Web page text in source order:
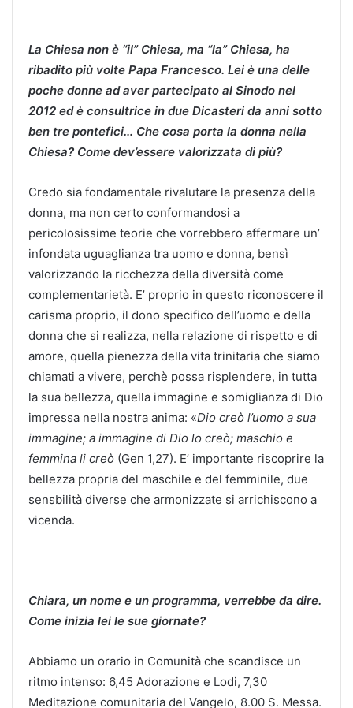
La Chiesa non è “il” Chiesa, ma “la” Chiesa, ha
ribadito più volte Papa Francesco. Lei è una delle
poche donne ad aver partecipato al Sinodo nel
2012 ed è consultrice in due Dicasteri da anni sotto
ben tre pontefici… Che cosa porta la donna nella
Chiesa? Come dev’essere valorizzata di più?
Credo sia fondamentale rivalutare la presenza della
donna, ma non certo conformandosi a
pericolosissime teorie che vorrebbero affermare un’
infondata uguaglianza tra uomo e donna, bensì
valorizzando la ricchezza della diversità come
complementarietà. E’ proprio in questo riconoscere il
carisma proprio, il dono specifico dell’uomo e della
donna che si realizza, nella relazione di rispetto e di
amore, quella pienezza della vita trinitaria che siamo
chiamati a vivere, perchè possa risplendere, in tutta
la sua bellezza, quella immagine e somiglianza di Dio
impressa nella nostra anima: «Dio creò l’uomo a sua
immagine; a immagine di Dio lo creò; maschio e
femmina li creò (Gen 1,27). E’ importante riscoprire la
bellezza propria del maschile e del femminile, due
sensbilità diverse che armonizzate si arrichiscono a
vicenda.
Chiara, un nome e un programma, verrebbe da dire.
Come inizia lei le sue giornate?
Abbiamo un orario in Comunità che scandisce un
ritmo intenso: 6,45 Adorazione e Lodi, 7,30
Meditazione comunitaria del Vangelo, 8.00 S. Messa.